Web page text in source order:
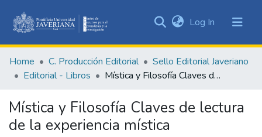
&
Collections
Statistics
Log In (current)
Home C. Producción Editorial
Sello Editorial Javeriano
Editorial - Libros
Mística y Filosofía Claves de lectura de la experiencia mística
Mística y Filosofía Claves de lectura
de la experiencia mística